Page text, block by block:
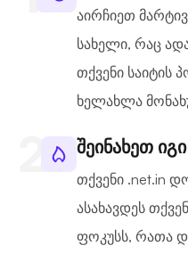
აირჩიეთ
სახელი, რაც
თქვენი საიტის
ხელახლა
შეინახეთ
თქვენი .net.in
ასახავდეს
ფოკუსს, რათა